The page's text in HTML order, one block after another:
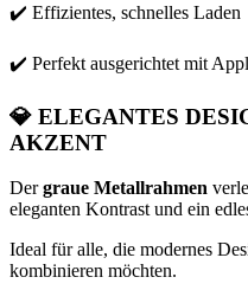
✔️ Effizientes, schnelles Laden
✔️ Perfekt ausgerichtet mit
💎 ELEGANTES
AKZENT
Dergraue Metallrahmen
eleganten Kontrast und ein
Ideal für alle, die modernes
kombinieren möchten.